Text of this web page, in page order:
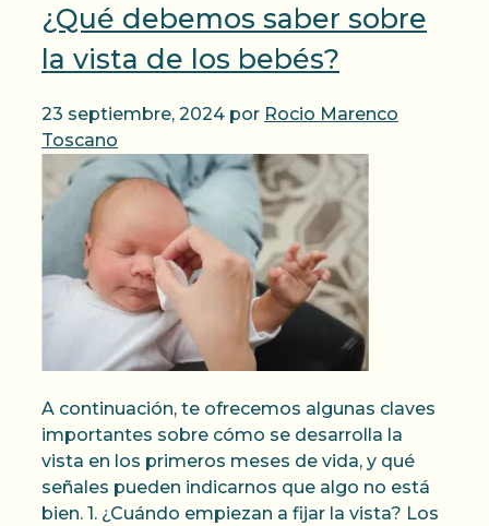
¿Qué debemos saber sobre
la vista de los bebés?
23 septiembre, 2024 por Rocio Marenco
Toscano
A continuación, te ofrecemos algunas claves
importantes sobre cómo se desarrolla la
vista en los primeros meses de vida, y qué
señales pueden indicarnos que algo no está
bien. 1. ¿Cuándo empiezan a fijar la vista? Los